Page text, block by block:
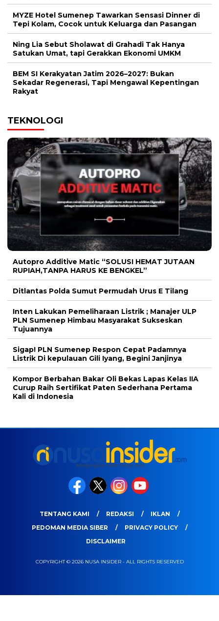
MYZE Hotel Sumenep Tawarkan Sensasi Dinner di
Tepi Kolam, Cocok untuk Keluarga dan Pasangan
Ning Lia Sebut Sholawat di Grahadi Tak Hanya
Satukan Umat, tapi Gerakkan Ekonomi UMKM
BEM SI Kerakyatan Jatim 2026–2027: Bukan
Sekadar Regenerasi, Tapi Mengawal Kepentingan
Rakyat
TEKNOLOGI
Autopro Additive Matic “SOLUSI HEMAT JUTAAN
RUPIAH,TANPA HARUS KE BENGKEL”
Ditlantas Polda Sumut Permudah Urus E Tilang
Inten Lakukan Pemeliharaan Listrik ; Manajer ULP
PLN Sumenep Himbau Masyarakat Sukseskan
Tujuannya
Sigap! PLN Sumenep Respon Cepat Padamnya
Listrik Di kepulauan Gili Iyang, Begini Janjinya
Kompor Berbahan Bakar Oli Bekas Lapas Kelas IIA
Curup Raih Sertifikat Paten Sederhana Pertama
Kali di Indonesia
TENTANG KAMI REDAKSI
IKLAN
PEDOMAN MEDIA SIBER
PRIVACY POLICY
DISCLAIMER
COPYRIGHT © 2026 NUSA INSIDER - ALL RIGHTS RESERVED